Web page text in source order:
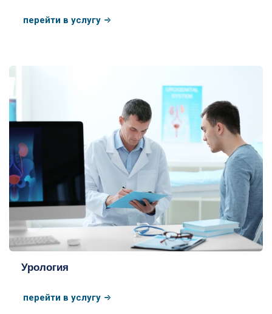
перейти в услугу
Урология
перейти в услугу